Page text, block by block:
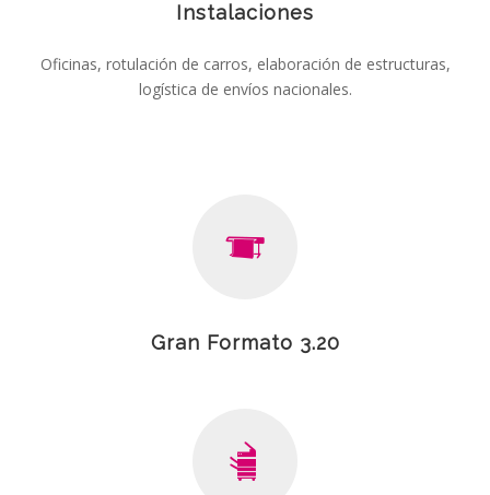
Instalaciones
Oficinas, rotulación de carros, elaboración de estructuras,
logística de envíos nacionales.
Gran Formato 3.20